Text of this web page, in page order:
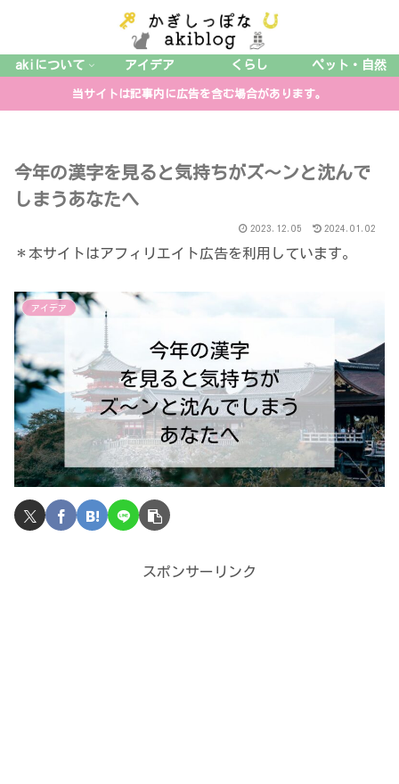
akiについて アイデア くらし ペット・自然
当サイトは記事内に広告を含む場合があります。
今年の漢字を見ると気持ちがズ～ンと沈んで
しまうあなたへ
2023.12.05 2024.01.02
＊本サイトはアフィリエイト広告を利用しています。
アイデア
スポンサーリンク